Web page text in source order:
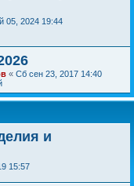
05, 2024 19:44
« Сб сен 23, 2017 14:40
и
15:57